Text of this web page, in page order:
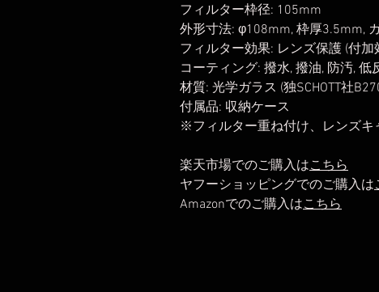
フィルター枠径: 105mm
外形寸法: φ108mm, 枠厚3.5mm,
フィルター効果: レンズ保護 (付加
コーティング: 撥水, 撥油, 防汚, 低
材質: 光学ガラス (独SCHOTT社
付属品: 収納ケース
※フィルター重ね付け、レンズキ
楽天市場でのご購入はこちら
ヤフーショッピングでのご購入は
Amazonでのご購入はこちら